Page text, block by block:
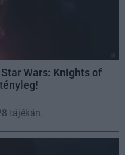
Wars: Knights of
tájékán.